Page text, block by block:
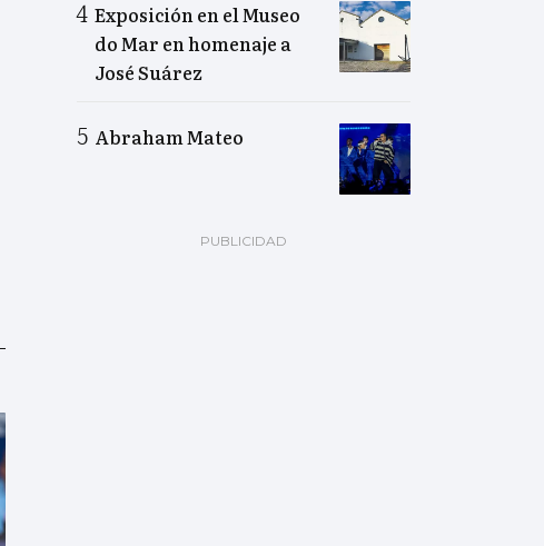
Exposición en el Museo
do Mar en homenaje a
José Suárez
Abraham Mateo